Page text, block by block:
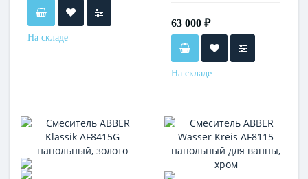
На складе
63 000 ₽
На складе